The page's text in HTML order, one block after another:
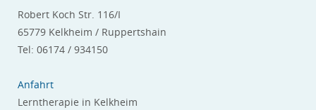
Robert Koch Str. 116/I
65779 Kelkheim / Ruppertshain
Tel: 06174 / 934150
Anfahrt
Lerntherapie in Kelkheim